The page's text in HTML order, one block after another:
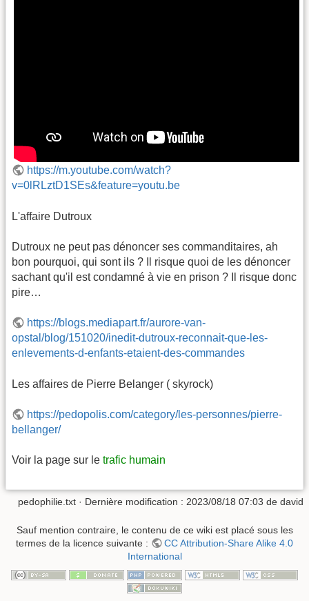
https://m.youtube.com/watch?
v=0lRLztD1SEs&feature=youtu.be
L'affaire Dutroux
Dutroux ne peut pas dénoncer ses commanditaires, ah
bon pourquoi, qui sont ils ? Il risque quoi de les dénoncer
sachant qu'il est condamné à vie en prison ? Il risque donc
pire…
https://blogs.mediapart.fr/aurore-van-
opstal/blog/151020/inedit-dutroux-reconnait-que-les-
enlevements-d-enfants-etaient-des-commandes
Les affaires de Pierre Belanger ( skyrock)
https://pedopolis.com/category/les-personnes/pierre-
bellanger/
Voir la page sur le trafic humain
pedophilie.txt · Dernière modification : 2023/08/18 07:03 de david
Sauf mention contraire, le contenu de ce wiki est placé sous les
termes de la licence suivante :
CC Attribution-Share Alike 4.0
International